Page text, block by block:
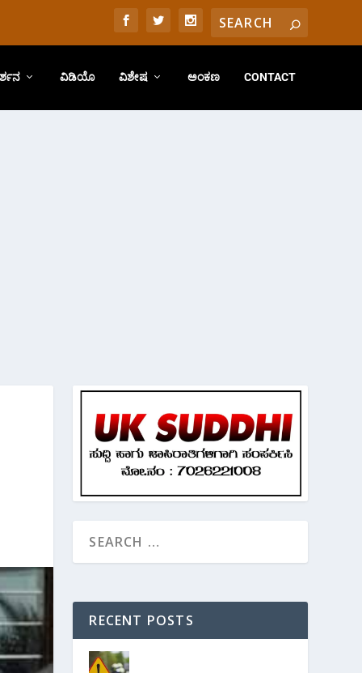
ವಿಡಿಯೊ ವಿಶೇಷ ಅಂಕಣ CONTACT
RECENT POSTS